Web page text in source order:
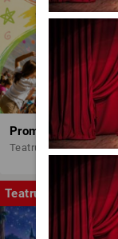
Promit să mă joc!
Teatrul Amzei
Teatru